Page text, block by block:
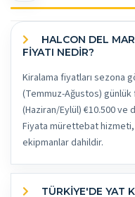
FİYATI NEDİR?
Kiralama fiyatları sezona
(Temmuz-Ağustos)
(Haziran/Eylül) €10.500 ve
Fiyata mürettebat
ekipmanlar dahildir.